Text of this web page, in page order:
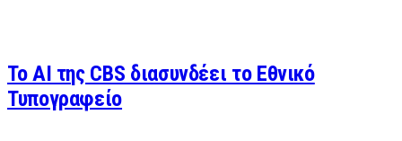
Το AI της CBS διασυνδέει το Εθνικό
Τυπογραφείο